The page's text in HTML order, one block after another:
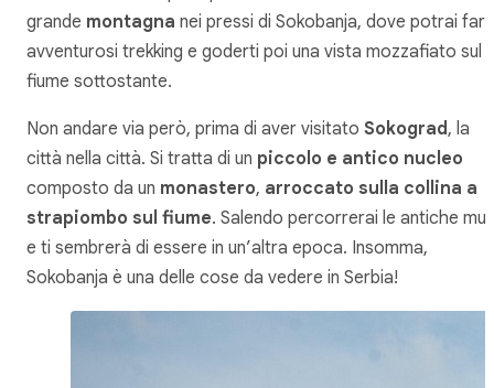
grande montagna nei pressi di Sokobanja, dove potrai fare
avventurosi trekking e goderti poi una vista mozzafiato sul
fiume sottostante.
Non andare via però, prima di aver visitato Sokograd , la
città nella città. Si tratta di un piccolo e antico nucleo
composto da un monastero, arroccato sulla collina a
strapiombo sul fiume. Salendo percorrerai le antiche
e ti sembrerà di essere in un’altra epoca. Insomma,
Sokobanja è una delle cose da vedere in Serbia!